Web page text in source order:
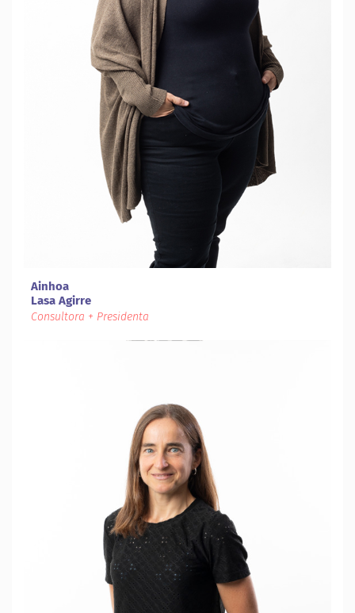
Ainhoa
Lasa Agirre
Consultora + Presidenta